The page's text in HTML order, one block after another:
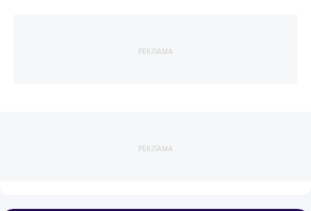
РЕКЛАМА
РЕКЛАМА